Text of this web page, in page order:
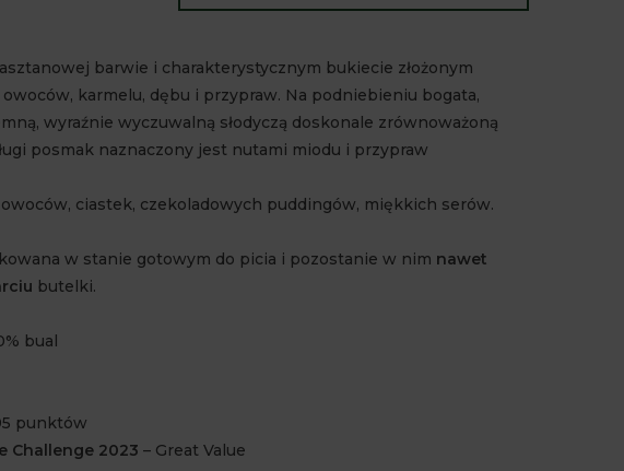
barwie i charakterystycznym bukiecie złożonym
karmelu, dębu i przypraw. Na podniebieniu bogata,
wyraźnie wyczuwalną słodyczą doskonale zrównoważoną
posmak naznaczony jest nutami miodu i przypraw
ciastek, czekoladowych puddingów, miękkich serów.
w stanie gotowym do picia i pozostanie w nim nawet
butelki.
bual
punktów
Challenge 2023 – Great Value